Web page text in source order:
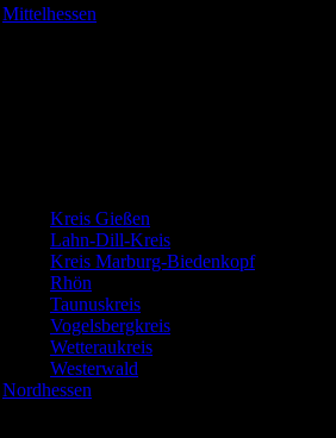
Mittelhessen
Kreis Gießen
Lahn-Dill-Kreis
Kreis Marburg-Biedenkopf
Rhön
Taunuskreis
Vogelsbergkreis
Wetteraukreis
Westerwald
Nordhessen